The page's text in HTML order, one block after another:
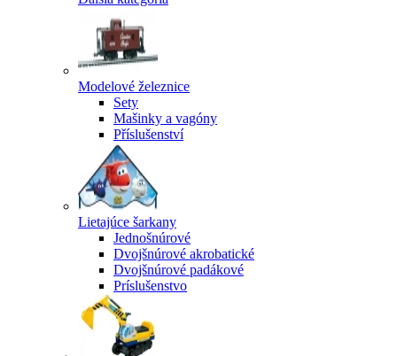
Modelové železnice
Sety
Mašinky a vagóny
Příslušenství
Lietajúce šarkany
Jednošnúrové
Dvojšnúrové akrobatické
Dvojšnúrové padákové
Príslušenstvo